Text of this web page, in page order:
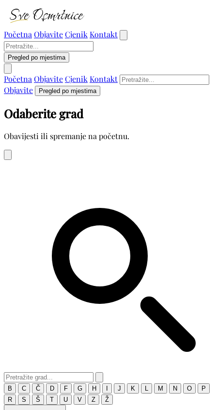
Početna ObjaviteCjenik Kontakt
Pregled po mjestima
Početna ObjaviteCjenik Kontakt
Objavite
Pregled po mjestima
Odaberite grad
Obavijesti ili spremanje na početnu.
B C Č D F G H J K M N O
P
R
S Š T U V Z Ž